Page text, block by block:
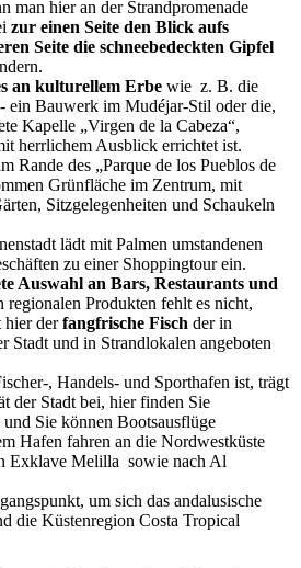
man hier an der Strandpromenade
zur einen Seite den Blick aufs
Seite die schneebedeckten Gipfel
an kulturellem Erbe wie z. B. die
ein Bauwerk im Mudéjar-Stil oder die,
Kapelle „Virgen de la Cabeza“,
herrlichem Ausblick errichtet ist.
Rande des „Parque de los Pueblos de
Grünfläche im Zentrum, mit
Sitzgelegenheiten und Schaukeln
lädt mit Palmen umstandenen
zu einer Shoppingtour ein.
Auswahl an Bars, Restaurants und
regionalen Produkten fehlt es nicht,
hier derfangfrische Fisch der in
Stadt und in Strandlokalen angeboten
, Handels- und Sporthafen ist, trägt
der Stadt bei, hier finden Sie
Sie können Bootsausflüge
Hafen fahren an die Nordwestküste
Exklave Melilla sowie nach Al
um sich das andalusische
die Küstenregion Costa Tropical